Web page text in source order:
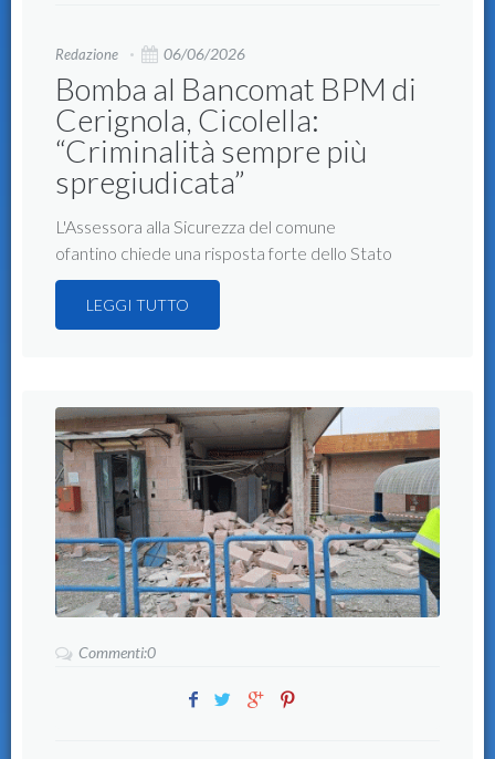
Redazione 06/06/2026
Bomba al Bancomat BPM di
Cerignola, Cicolella:
“Criminalità sempre più
spregiudicata”
L'Assessora alla Sicurezza del comune
ofantino chiede una risposta forte dello Stato
LEGGI TUTTO
Commenti:0